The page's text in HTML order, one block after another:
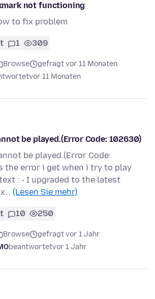
not functioning
to fix problem
1 309
Browse
gefragt vor 11 Monaten
vor 11 Monaten
be played.(Error Code: 102630)
be played.(Error Code:
the error i get when i try to play
: - I upgraded to the latest
(Lesen Sie mehr)
10 250
Browse
gefragt vor 1 Jahr
beantwortetvor 1 Jahr